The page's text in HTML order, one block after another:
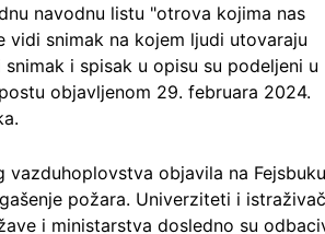
navodnu listu "otrova kojima nas
vidi snimak na kojem ljudi utovaraju
i spisak u opisu su podeljeni u
objavljenom 29. februara 2024.
objavila na
požara. Univerziteti i
i ministarstva dosledno su